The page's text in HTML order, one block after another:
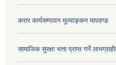
करार कार्यसम्पादन मूल्याङ्कन मापदण्ड
सामाजिक सुरक्षा भत्ता प्राप्त गर्ने